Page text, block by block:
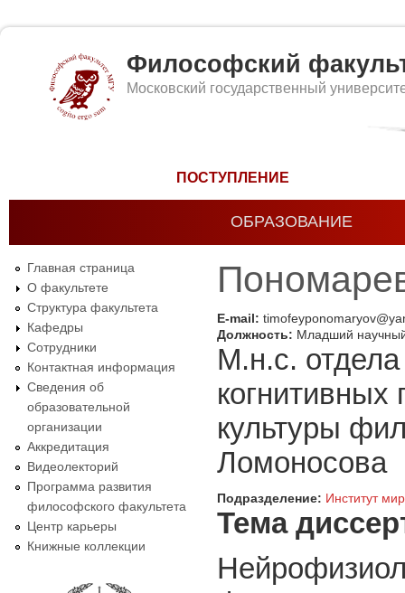
Философский
Московский государственный
ПОСТУПЛЕНИЕ
ОБРАЗОВАНИЕ
Главная страница
О факультете
Структура факультета
Кафедры
Сотрудники
Контактная информация
Сведения об
образовательной
организации
Аккредитация
Видеолекторий
Программа развития
философского факультета
Центр карьеры
Книжные коллекции
E-mail:
Должность: Младший
М.н.с.
культуры
Ломоносова
Подразделение: Институт
Тема